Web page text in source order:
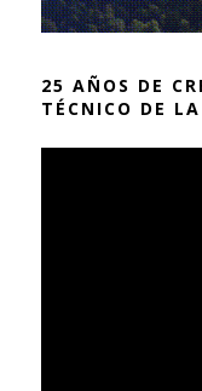
25 AÑOS DE
TÉCNICO DE